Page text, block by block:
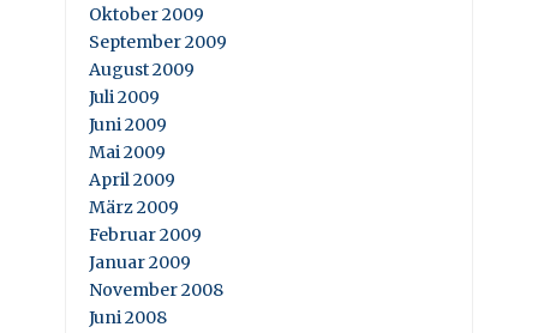
Oktober 2009
September 2009
August 2009
Juli 2009
Juni 2009
Mai 2009
April 2009
März 2009
Februar 2009
Januar 2009
November 2008
Juni 2008